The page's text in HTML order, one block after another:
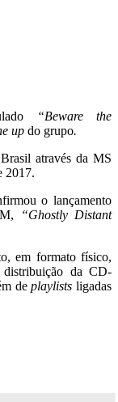
“Beware the
up do grupo.
através da MS
2017.
o lançamento
“Ghostly Distant
em formato físico,
da CD-
deplaylists ligadas